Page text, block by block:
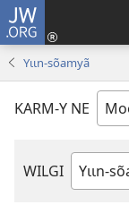
JW.ORG
Yɩɩn-sõamyã
KARM-Y NE
WILGI
Livre